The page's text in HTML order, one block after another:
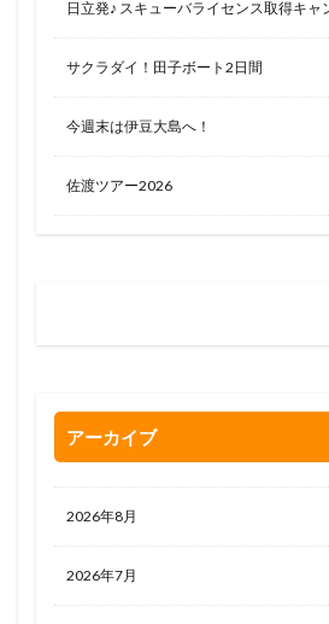
日立発♪ スキューバライセンス取得キャ
サクラダイ！田子ボート2日間
今週末は伊豆大島へ！
佐渡ツアー2026
アーカイブ
2026年8月
2026年7月